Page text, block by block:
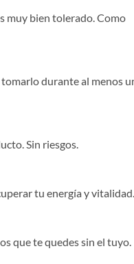
muy bien tolerado. Como
durante al menos
Sin riesgos.
tu energía y
que te quedes sin el tuyo.